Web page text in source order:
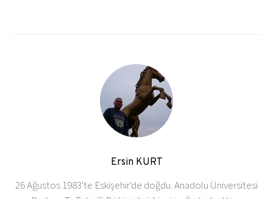
Ersin KURT
26 Ağustos 1983'te Eskişehir'de doğdu. Anadolu Üniversitesi